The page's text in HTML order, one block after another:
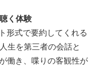
く体験
形式で要約してくれる
生を第三者の会話と
働き、喋りの客観性が